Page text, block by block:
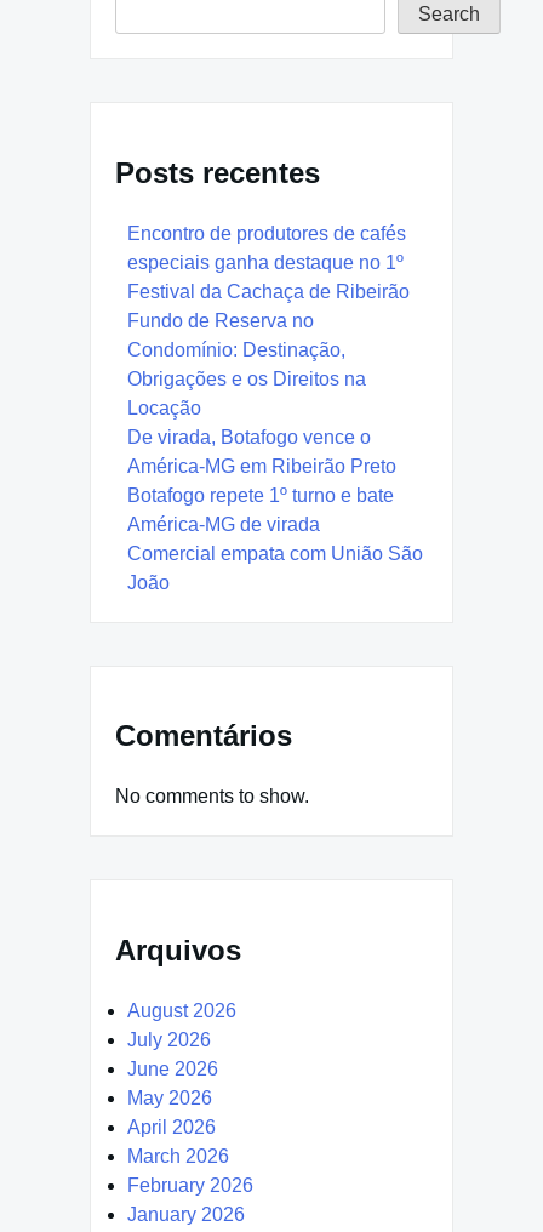
Search
Posts recentes
Encontro de produtores de cafés
especiais ganha destaque no 1º
Festival da Cachaça de Ribeirão
Fundo de Reserva no
Condomínio: Destinação,
Obrigações e os Direitos na
Locação
De virada, Botafogo vence o
América-MG em Ribeirão Preto
Botafogo repete 1º turno e bate
América-MG de virada
Comercial empata com União São
João
Comentários
No comments to show.
Arquivos
August 2026
July 2026
June 2026
May 2026
April 2026
March 2026
February 2026
January 2026